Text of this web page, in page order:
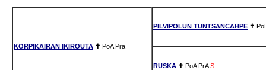
KORPIKAIRAN IKIROUTA ✝ PoA Pra
PILVIPOLUN TUNTSANCAHPE ✝
RUSKA ✝ PoA PrA S